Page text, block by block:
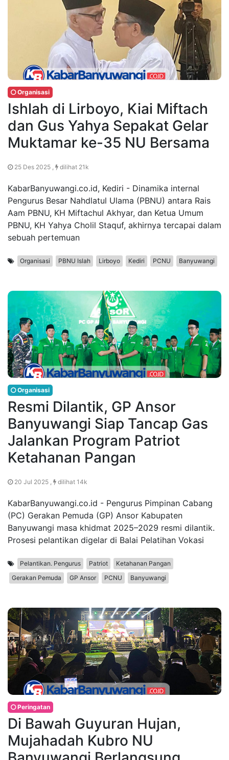
Organisasi
Ishlah di Lirboyo, Kiai Miftach
dan Gus Yahya Sepakat Gelar
Muktamar ke-35 NU Bersama
25 Des 2025 , dilihat 21k
KabarBanyuwangi.co.id, Kediri - Dinamika internal
Pengurus Besar Nahdlatul Ulama (PBNU) antara Rais
Aam PBNU, KH Miftachul Akhyar, dan Ketua Umum
PBNU, KH Yahya Cholil Staquf, akhirnya tercapai dalam
sebuah pertemuan
Organisasi PBNU Islah Lirboyo Kediri PCNU Banyuwangi
Organisasi
Resmi Dilantik, GP Ansor
Banyuwangi Siap Tancap Gas
Jalankan Program Patriot
Ketahanan Pangan
20 Jul 2025 , dilihat 14k
KabarBanyuwangi.co.id - Pengurus Pimpinan Cabang
(PC) Gerakan Pemuda (GP) Ansor Kabupaten
Banyuwangi masa khidmat 2025–2029 resmi dilantik.
Prosesi pelantikan digelar di Balai Pelatihan Vokasi
Pelantikan. Pengurus Patriot
Ketahanan Pangan
Gerakan Pemuda
GP Ansor PCNU Banyuwangi
Peringatan
Di Bawah Guyuran Hujan,
Mujahadah Kubro NU